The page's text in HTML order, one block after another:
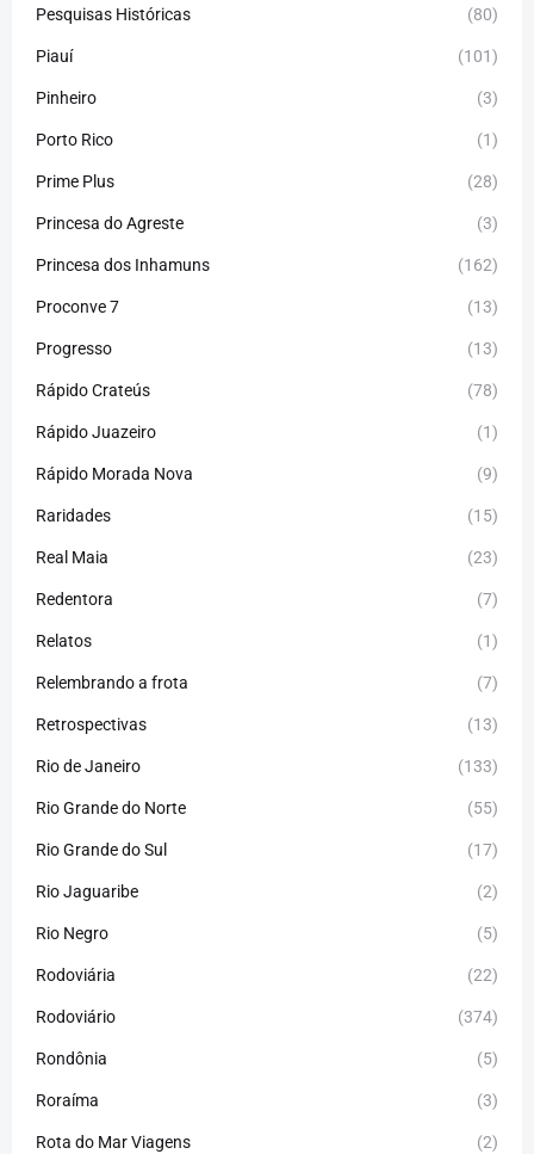
Pesquisas Históricas (80)
Piauí (101)
Pinheiro (3)
Porto Rico (1)
Prime Plus (28)
Princesa do Agreste (3)
Princesa dos Inhamuns (162)
Proconve 7 (13)
Progresso (13)
Rápido Crateús (78)
Rápido Juazeiro (1)
Rápido Morada Nova (9)
Raridades (15)
Real Maia (23)
Redentora (7)
Relatos (1)
Relembrando a frota (7)
Retrospectivas (13)
Rio de Janeiro (133)
Rio Grande do Norte (55)
Rio Grande do Sul (17)
Rio Jaguaribe (2)
Rio Negro (5)
Rodoviária (22)
Rodoviário (374)
Rondônia (5)
Roraíma (3)
Rota do Mar Viagens (2)